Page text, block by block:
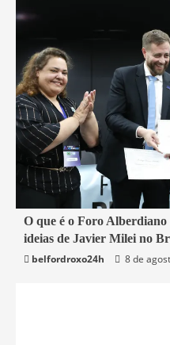
4 min read
Mundo
O que é o Foro
ideias de Javier Milei no
belfordroxo24h
8 de